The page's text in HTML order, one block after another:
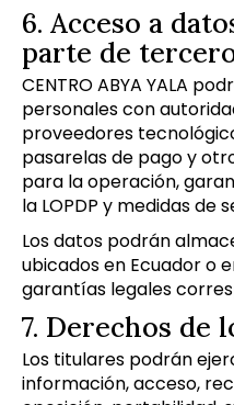
6. Acceso a
parte de
CENTRO ABYA YALA
personales con
proveedores
pasarelas de pago y
para la operación,
la LOPDP y medidas de
Los datos podrán
ubicados en Ecuador o
garantías legales
7. Derechos de
Los titulares podrán
información, acceso,